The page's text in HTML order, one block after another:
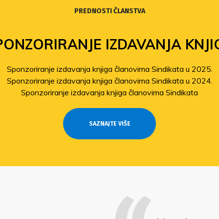
PREDNOSTI ČLANSTVA
IZDAVANJA
Sponzoriranje izdavanja knjiga članovima Sindikata u 2025.
Sponzoriranje izdavanja knjiga članovima Sindikata u 2024.
Sponzoriranje izdavanja knjiga članovima Sindikata
SAZNAJTE VIŠE